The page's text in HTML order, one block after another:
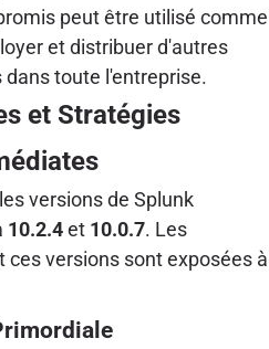
peut être utilisé comme
et distribuer d'autres
toute l'entreprise.
et Stratégies
versions de Splunk
10.2.4et 10.0.7. Les
versions sont exposées à